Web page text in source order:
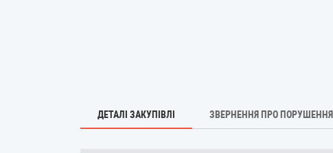
ДЕТАЛІ ЗАКУПІВЛІ ЗВЕРНЕННЯ ПРО ПОРУШЕННЯ